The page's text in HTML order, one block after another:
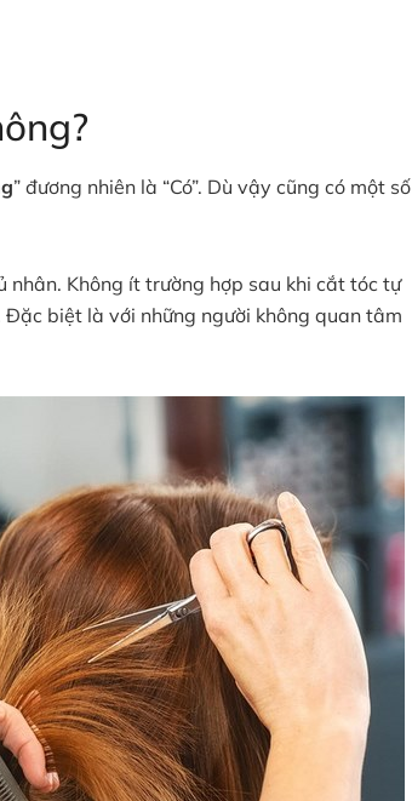
” đương nhiên là “Có”. Dù vậy cũng có một số
nhân. Không ít trường hợp sau khi cắt tóc tự
biệt là với những người không quan tâm